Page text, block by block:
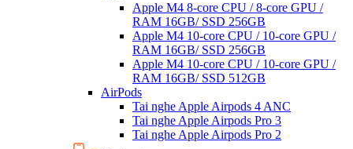
Apple M4 8-core CPU / 8-core GPU /
RAM 16GB/ SSD 256GB
Apple M4 10-core CPU / 10-core GPU /
RAM 16GB/ SSD 256GB
Apple M4 10-core CPU / 10-core GPU /
RAM 16GB/ SSD 512GB
AirPods
Tai nghe Apple Airpods 4 ANC
Tai nghe Apple Airpods Pro 3
Tai nghe Apple Airpods Pro 2